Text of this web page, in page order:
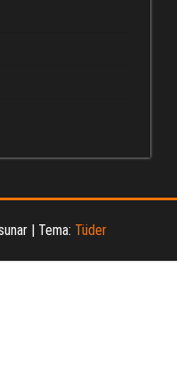
| Tema: Tüder